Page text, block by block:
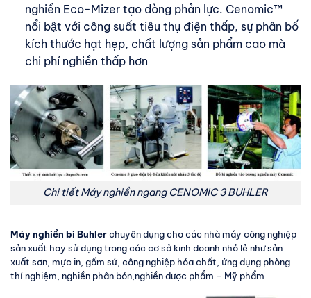
nghiền Eco-Mizer tạo dòng phản lực. Cenomic™
nổi bật với công suất tiêu thụ điện thấp, sự phân bố
kích thước hạt hẹp, chất lượng sản phẩm cao mà
chi phí nghiền thấp hơn
Chi tiết Máy nghiền ngang CENOMIC 3 BUHLER
Máy nghiền bi Buhlerchuyên dụng cho các nhà máy công nghiệp
sản xuất hay sử dụng trong các cơ sở kinh doanh nhỏ lẻ như sản
xuất sơn, mực in, gốm sứ, công nghiệp hóa chất, ứng dụng phòng
thí nghiệm, nghiền phân bón,nghiền dược phẩm – Mỹ phẩm